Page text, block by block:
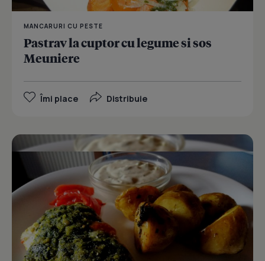
MANCARURI CU PESTE
Pastrav la cuptor cu legume si sos
Meuniere
Îmi place Distribuie